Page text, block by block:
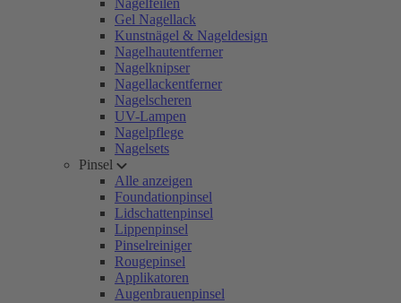
Nagelfeilen
Gel Nagellack
Kunstnägel & Nageldesign
Nagelhautentferner
Nagelknipser
Nagellackentferner
Nagelscheren
UV-Lampen
Nagelpflege
Nagelsets
Pinsel
Alle anzeigen
Foundationpinsel
Lidschattenpinsel
Lippenpinsel
Pinselreiniger
Rougepinsel
Applikatoren
Augenbrauenpinsel